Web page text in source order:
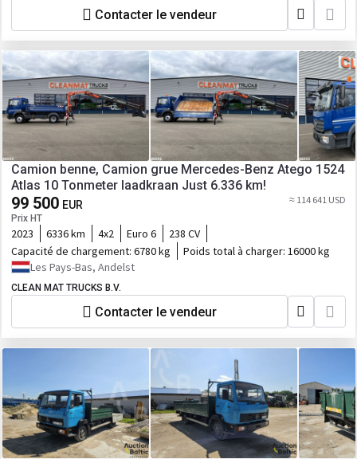
Contacter le vendeur
Camion benne, Camion grue Mercedes-Benz Atego 1524
Atlas 10 Tonmeter laadkraan Just 6.336 km!
99 500 EUR
Prix HT
≈ 114 641 USD
2023 6336 km 4x2 Euro 6
238 CV
Capacité de chargement: 6780 kg Poids total à charger: 16000 kg
Les Pays-Bas, Andelst
CLEAN MAT TRUCKS B.V.
Contacter le vendeur